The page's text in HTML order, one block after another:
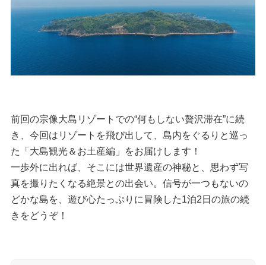
前回の宗像大島リゾートでの“何もしない贅沢滞在”に続
き、今回はリゾートを飛び出して、島内をぐるりと巡っ
た「大島観光＆お土産編」をお届けします！
一歩外に出れば、そこには世界遺産の神秘と、思わず写
真を撮りたくなる絶景との出会い。信号が一つもないの
どかな島を、遊び心たっぷりに冒険した1泊2日の旅の続
きをどうぞ！